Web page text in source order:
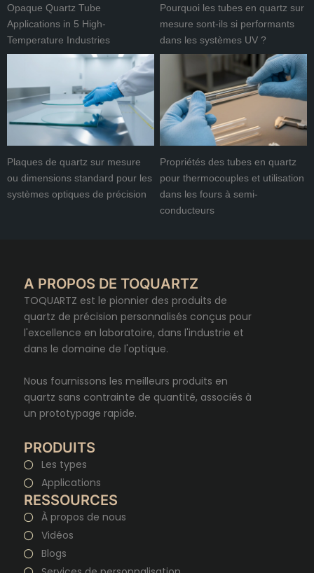
Opaque Quartz Tube
Applications in 5 High-
Temperature Industries
Pourquoi les tubes en quartz sur
mesure sont-ils si performants
dans les systèmes UV ?
Plaques de quartz sur mesure
ou dimensions standard pour les
systèmes optiques de précision
Propriétés des tubes en quartz
pour thermocouples et utilisation
dans les fours à semi-
conducteurs
A PROPOS DE TOQUARTZ
TOQUARTZ est le pionnier des produits de
quartz de précision personnalisés conçus pour
l'excellence en laboratoire, dans l'industrie et
dans le domaine de l'optique.
Nous fournissons les meilleurs produits en
quartz sans contrainte de quantité, associés à
un prototypage rapide.
PRODUITS
Les types
Applications
RESSOURCES
À propos de nous
Vidéos
Blogs